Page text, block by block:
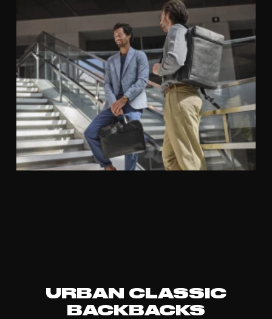
URBAN CLASSIC
BACKBACKS